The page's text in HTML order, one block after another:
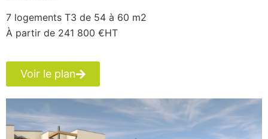
7 logements T3 de 54 à 60 m2
À partir de 241 800 €HT
Voir le plan